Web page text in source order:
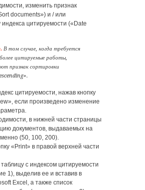
изменить признак
documents») и / или
индекса цитируемости («Date
В том случае, когда требуется
цитируемые работы,
признак сортировки
цитируемости, нажав кнопку
если произведено изменение
в нижней части страницы
документов, выдаваемых на
(50, 100, 200).
«Print» в правой верхней части
с индексом цитируемости
1), выделив ее и вставив в
Excel, а также список